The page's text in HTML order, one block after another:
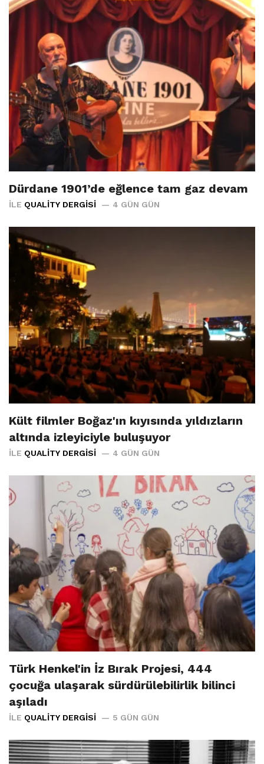
Dürdane 1901’de eğlence tam gaz devam
İLE QUALITY DERGISI 4 GÜN GÜN
Kült filmler Boğaz'ın kıyısında yıldızların
altında izleyiciyle buluşuyor
İLE QUALITY DERGISI 4 GÜN GÜN
Türk Henkel'in İz Bırak Projesi, 444
çocuğa ulaşarak sürdürülebilirlik bilinci
aşıladı
İLE QUALITY DERGISI 5 GÜN GÜN